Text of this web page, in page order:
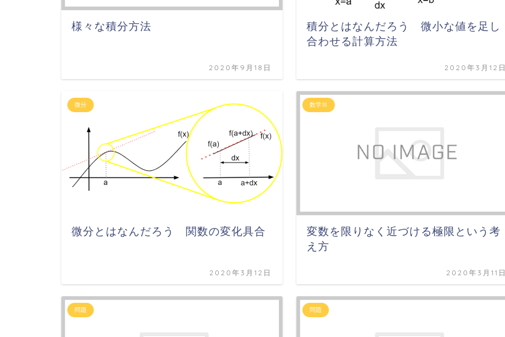
様々な積分方法
2020年9月18日
積分とはなんだろう 微小な値を足し
合わせる計算方法
2020年3月12日
微分
微分とはなんだろう 関数の変化具合
2020年3月12日
数学Ⅲ
変数を限りなく近づける極限という考
え方
2020年3月11日
問題 問題